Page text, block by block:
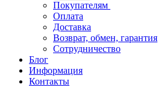
Покупателям
Оплата
Доставка
Возврат, обмен, гарантия
Сотрудничество
Блог
Информация
Контакты